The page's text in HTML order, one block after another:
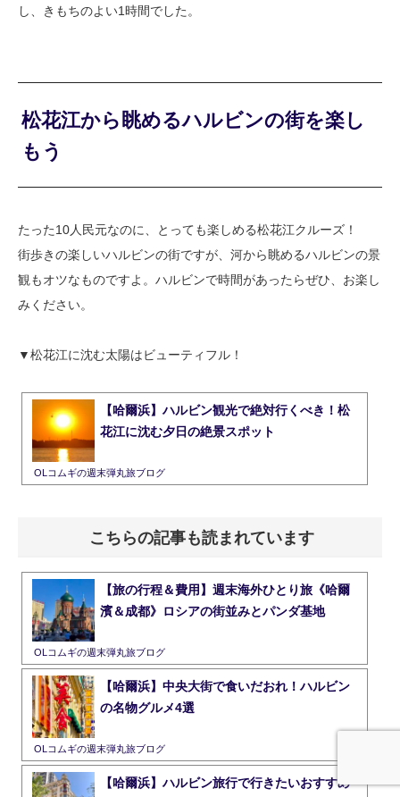
し、きもちのよい1時間でした。
松花江から眺めるハルビンの街を楽し
もう
たった10人民元なのに、とっても楽しめる松花江クルーズ！
街歩きの楽しいハルビンの街ですが、河から眺めるハルビンの景
観もオツなものですよ。ハルビンで時間があったらぜひ、お楽し
みください。
▼松花江に沈む太陽はビューティフル！
【哈爾浜】ハルビン観光で絶対行くべき！松
花江に沈む夕日の絶景スポット
OLコムギの週末弾丸旅ブログ
こちらの記事も読まれています
【旅の行程＆費用】週末海外ひとり旅《哈爾
濱＆成都》ロシアの街並みとパンダ基地
OLコムギの週末弾丸旅ブログ
【哈爾浜】中央大街で食いだおれ！ハルビン
の名物グルメ4選
OLコムギの週末弾丸旅ブログ
【哈爾浜】ハルビン旅行で行きたいおすすめ